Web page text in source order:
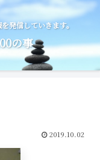
発信していきます。
の事
2019.10.02